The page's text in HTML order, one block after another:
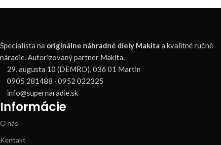
Špecialista na originálne náhradné diely Makita a kvalitné ručné
náradie. Autorizovaný partner Makita.
29. augusta 10 (DEMRO), 036 01 Martin
0905 281488 · 0952 022325
info@supernaradie.sk
Informácie
O nás
Kontakt